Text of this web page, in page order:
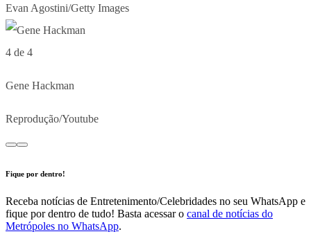
Evan Agostini/Getty Images
4 de 4
Gene Hackman
Reprodução/Youtube
Fique por dentro!
Receba notícias de Entretenimento/Celebridades no seu WhatsApp e
fique por dentro de tudo! Basta acessar o canal de notícias do
Metrópoles no WhatsApp.